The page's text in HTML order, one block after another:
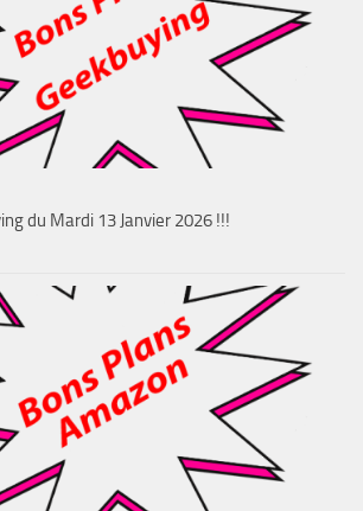
du Mardi 13 Janvier 2026 !!!